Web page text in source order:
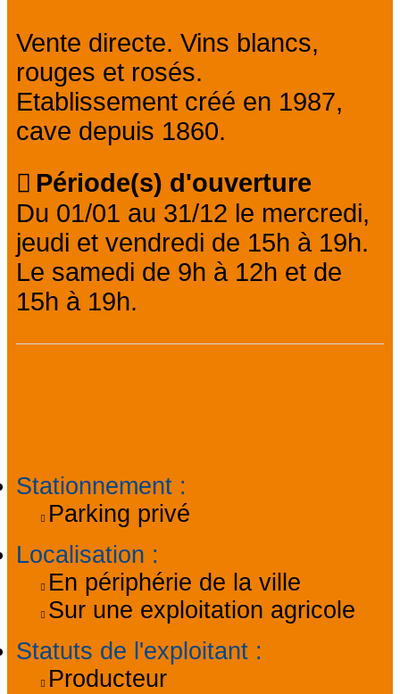
Vente directe. Vins blancs,
rouges et rosés.
Etablissement créé en 1987,
cave depuis 1860.
Période(s) d'ouverture
Du 01/01 au 31/12 le mercredi,
jeudi et vendredi de 15h à 19h.
Le samedi de 9h à 12h et de
15h à 19h.
Stationnement :
Parking privé
Localisation :
En périphérie de la ville
Sur une exploitation agricole
Statuts de l'exploitant :
Producteur